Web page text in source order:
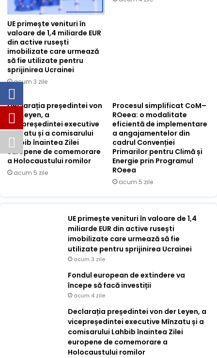
UE primește venituri în
valoare de 1,4 miliarde EUR
din active rusești
imobilizate care urmează
să fie utilizate pentru
sprijinirea Ucrainei
acum 3 zile
Declarația președintei von
der Leyen, a
vicepreședintei executive
Mînzatu și a comisarului
Lahbib înaintea Zilei
europene de comemorare
a Holocaustului romilor
acum 5 zile
Procesul simplificat CoM–
ROeea: o modalitate
eficientă de implementare
a angajamentelor din
cadrul Convenției
Primarilor pentru Climă și
Energie prin Programul
ROeea
acum 5 zile
UE primește venituri în valoare de 1,4
miliarde EUR din active rusești
imobilizate care urmează să fie
utilizate pentru sprijinirea Ucrainei
acum 3 zile
Fondul european de extindere va
începe să facă investiții
acum 4 zile
Declarația președintei von der Leyen, a
vicepreședintei executive Mînzatu și a
comisarului Lahbib înaintea Zilei
europene de comemorare a
Holocaustului romilor